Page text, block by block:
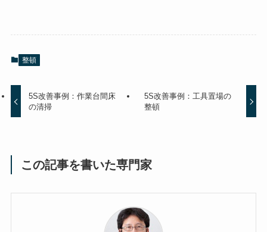
整頓
5S改善事例：作業台間床
の清掃
5S改善事例：工具置場の
整頓
この記事を書いた専門家